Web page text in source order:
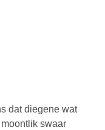
dat diegene wat
swaar